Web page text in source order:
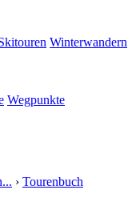
Winterwandern
Wegpunkte
› Tourenbuch